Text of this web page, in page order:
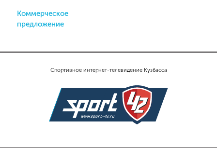
Спортивное интернет-телевидение Кузбасса
Коммерческое
предложение